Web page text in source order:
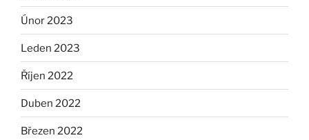
Únor 2023
Leden 2023
Říjen 2022
Duben 2022
Březen 2022